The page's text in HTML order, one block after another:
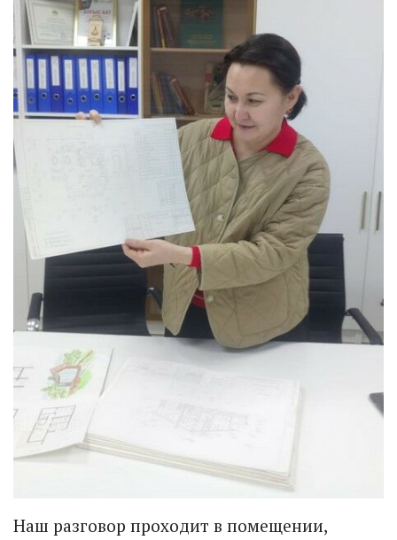
Наш разговор проходит в помещении,